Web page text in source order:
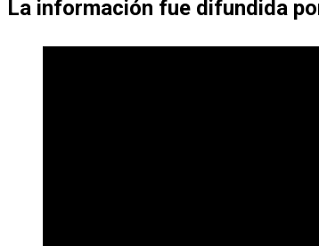
La información fue difundida